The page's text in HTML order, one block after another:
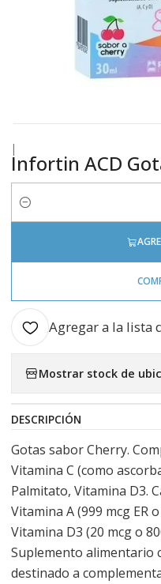
|
Infortin ACD
Cantidad
Agregar a la lista
Mostrar stock de
DESCRIPCIÓN
Gotas sabor Cherry.
Vitamina C (como
Palmitato, Vitamina D3.
Vitamina A (999 mcg ER
Vitamina D3 (20 mcg o
Suplemento alimentario
destinado a